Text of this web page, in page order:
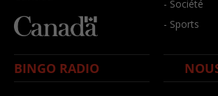
- Société
- Sports
BINGO RADIO